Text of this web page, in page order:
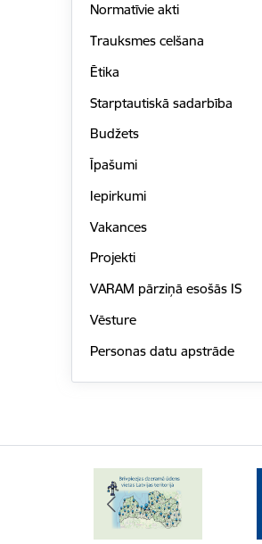
Normatīvie akti
Trauksmes celšana
Ētika
Starptautiskā sadarbība
Budžets
Īpašumi
Iepirkumi
Vakances
Projekti
VARAM pārziņā esošās IS
Vēsture
Personas datu apstrāde